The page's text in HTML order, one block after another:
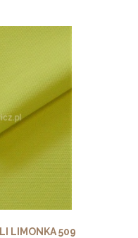
LIMONKA 509